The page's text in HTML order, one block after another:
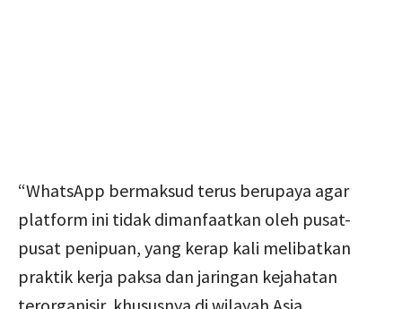
“WhatsApp bermaksud terus berupaya agar
platform ini tidak dimanfaatkan oleh pusat-
pusat penipuan, yang kerap kali melibatkan
praktik kerja paksa dan jaringan kejahatan